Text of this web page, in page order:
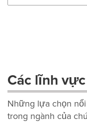
Các lĩnh
Những lựa chọn
trong ngành của